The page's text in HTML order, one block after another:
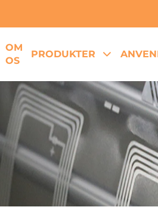
OM
OS
PRODUKTER